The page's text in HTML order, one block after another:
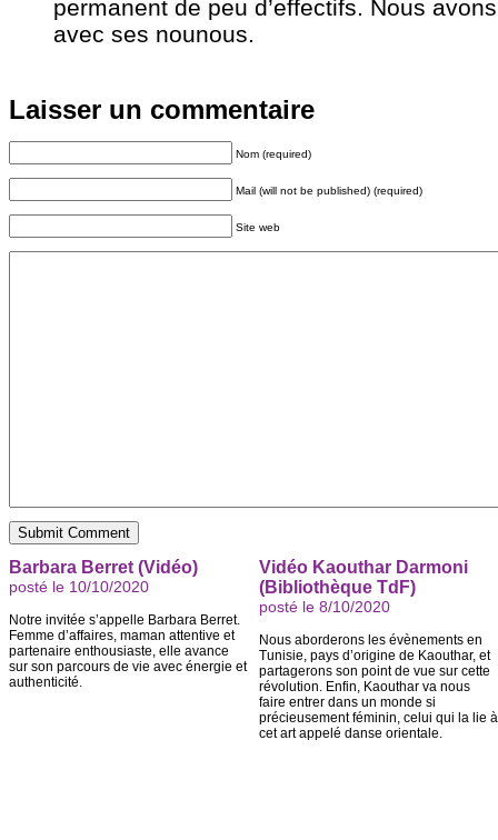
permanent de peu d’effectifs. Nous
avec ses nounous.
Laisser un commentaire
Nom (required)
Mail (will not be published) (required)
Site web
Barbara Berret (Vidéo)
posté le 10/10/2020
Notre invitée s’appelle Barbara Berret.
Femme d’affaires, maman attentive et
partenaire enthousiaste, elle avance
sur son parcours de vie avec énergie et
authenticité.
Vidéo Kaouthar Darmoni
(Bibliothèque TdF)
posté le 8/10/2020
Nous aborderons les évènements en
Tunisie, pays d’origine de Kaouthar, et
partagerons son point de vue sur cette
révolution. Enfin, Kaouthar va nous
faire entrer dans un monde si
précieusement féminin, celui qui la lie à
cet art appelé danse orientale.